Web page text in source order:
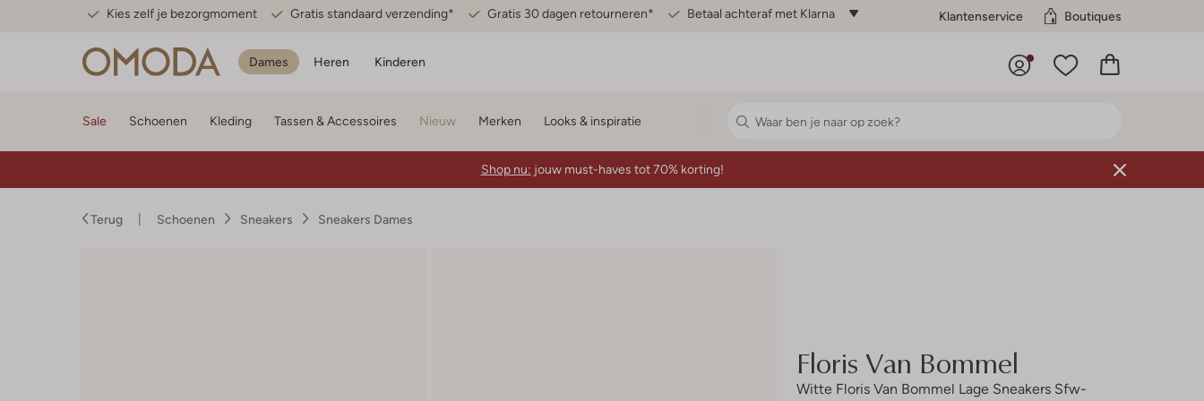
Kies zelf je bezorgmoment Gratis standaard verzending* Gratis 30 dagen retourneren* Betaal achteraf met Klarna Klantenservice Boutiques
Dames Heren Kinderen
Sale Schoenen Kleding Tassen & Accessoires Nieuw Merken Looks & inspiratie
Shop nu: jouw must-haves tot 70% korting!
Terug Schoenen Sneakers Sneakers Dames
Floris Van Bommel
Witte Floris Van Bommel Lage Sneakers Sfw-